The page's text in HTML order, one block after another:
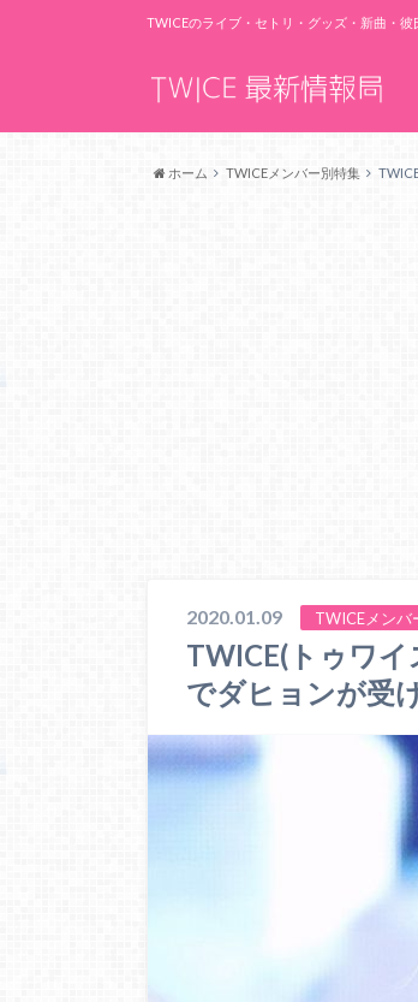
TWICEのライブ・セトリ・グッズ・新曲・
ホーム TWICEメンバー別特集
2020.01.09 TWICEメンバ
TWICE(トゥワ
でダヒョンが受